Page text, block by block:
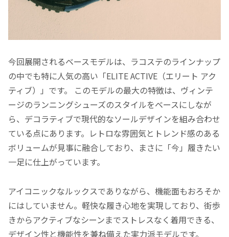
今回展開されるベースモデルは、ラコステのラインナップ
の中でも特に人気の高い「ELITE ACTIVE（エリート アク
ティブ）」です。 このモデルの最大の特徴は、ヴィンテ
ージのランニングシューズのスタイルをベースにしなが
ら、デコラティブで現代的なソールデザインを組み合わせ
ている点にあります。レトロな雰囲気とトレンド感のある
ボリュームが見事に融合しており、まさに「今」履きたい
一足に仕上がっています。
アイコニックなルックスでありながら、機能面もおろそか
にはしていません。軽快な履き心地を実現しており、街歩
きからアクティブなシーンまでストレスなく着用できる、
デザイン性と機能性を兼ね備えた実力派モデルです。